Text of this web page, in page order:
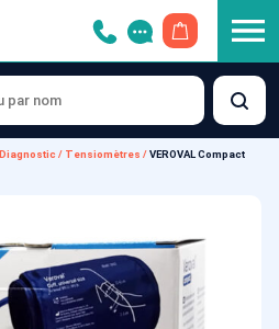
Diagnostic/ Tensiomètres /VEROVAL Compact